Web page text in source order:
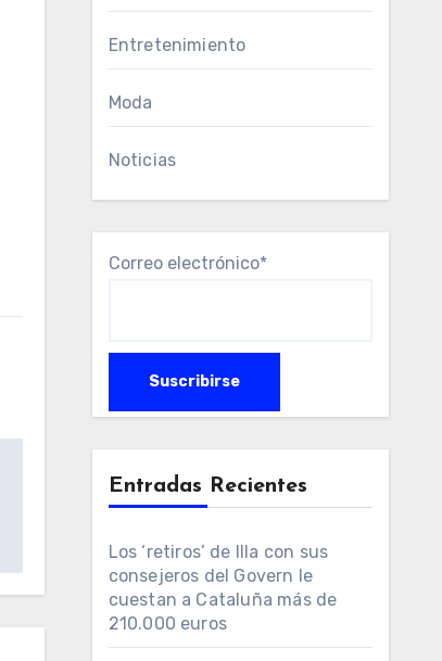
Entretenimiento
Moda
Noticias
Correo electrónico*
Entradas Recientes
Los ‘retiros’ de Illa con sus
consejeros del Govern le
cuestan a Cataluña más de
210.000 euros